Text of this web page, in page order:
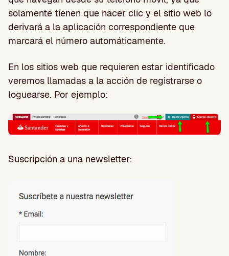
solamente tienen que hacer clic y el sitio web lo
derivará a la aplicación correspondiente que
marcará el número automáticamente.
En los sitios web que requieren estar identificado
veremos llamadas a la acción de registrarse o
loguearse. Por ejemplo:
Suscripción a una newsletter: